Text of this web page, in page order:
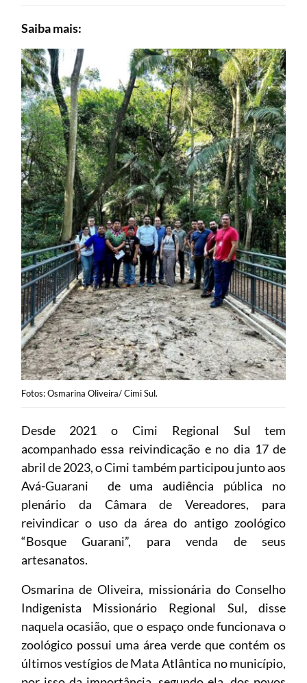
Saiba mais:
Fotos: Osmarina Oliveira/ Cimi Sul.
Desde 2021 o Cimi Regional Sul tem
acompanhado essa reivindicação e no dia 17 de
abril de 2023, o Cimi também participou junto aos
Avá-Guarani de uma audiência pública no
plenário da Câmara de Vereadores, para
reivindicar o uso da área do antigo zoológico
“Bosque Guarani”, para venda de seus
artesanatos.
Osmarina de Oliveira, missionária do Conselho
Indigenista Missionário Regional Sul, disse
naquela ocasião, que o espaço onde funcionava o
zoológico possui uma área verde que contém os
últimos vestígios de Mata Atlântica no município,